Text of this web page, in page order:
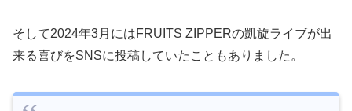
そして2024年3月にはFRUITS ZIPPERの凱旋ライブが出
来る喜びをSNSに投稿していたこともありました。